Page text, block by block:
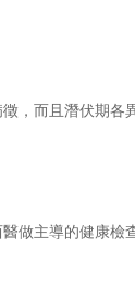
，而且潛伏期各
做主導的健康檢